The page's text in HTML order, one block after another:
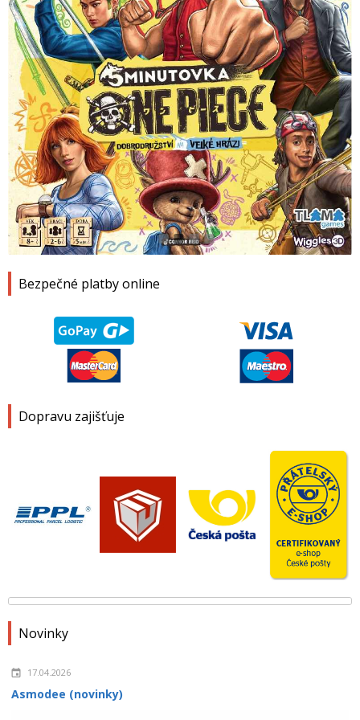
Bezpečné platby online
Dopravu zajišťuje
Novinky
17.04.2026
Asmodee (novinky)